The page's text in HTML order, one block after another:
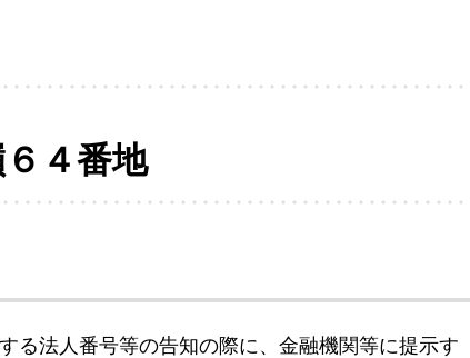
４番地
る法人番号等の告知の際に、金融機関等に提示す